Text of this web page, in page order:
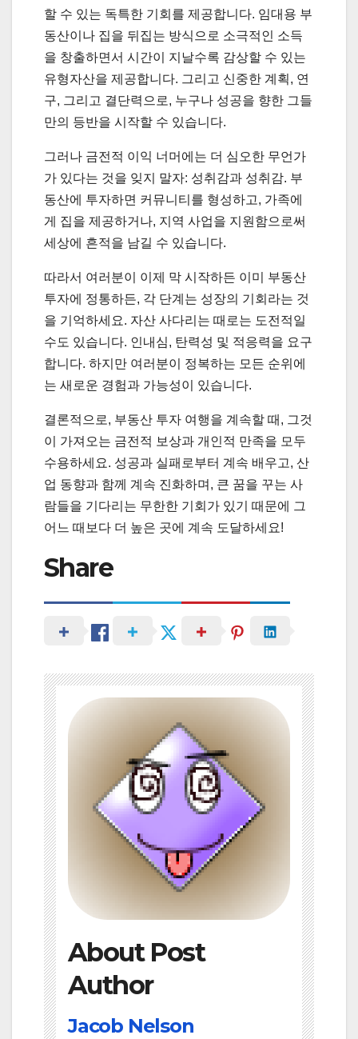
할 수 있는 독특한 기회를 제공합니다. 임대용 부
동산이나 집을 뒤집는 방식으로 소극적인 소득
을 창출하면서 시간이 지날수록 감상할 수 있는
유형자산을 제공합니다. 그리고 신중한 계획, 연
구, 그리고 결단력으로, 누구나 성공을 향한 그들
만의 등반을 시작할 수 있습니다.
그러나 금전적 이익 너머에는 더 심오한 무언가
가 있다는 것을 잊지 말자: 성취감과 성취감. 부
동산에 투자하면 커뮤니티를 형성하고, 가족에
게 집을 제공하거나, 지역 사업을 지원함으로써
세상에 흔적을 남길 수 있습니다.
따라서 여러분이 이제 막 시작하든 이미 부동산
투자에 정통하든, 각 단계는 성장의 기회라는 것
을 기억하세요. 자산 사다리는 때로는 도전적일
수도 있습니다. 인내심, 탄력성 및 적응력을 요구
합니다. 하지만 여러분이 정복하는 모든 순위에
는 새로운 경험과 가능성이 있습니다.
결론적으로, 부동산 투자 여행을 계속할 때, 그것
이 가져오는 금전적 보상과 개인적 만족을 모두
수용하세요. 성공과 실패로부터 계속 배우고, 산
업 동향과 함께 계속 진화하며, 큰 꿈을 꾸는 사
람들을 기다리는 무한한 기회가 있기 때문에 그
어느 때보다 더 높은 곳에 계속 도달하세요!
Share
About Post
Author
Jacob Nelson